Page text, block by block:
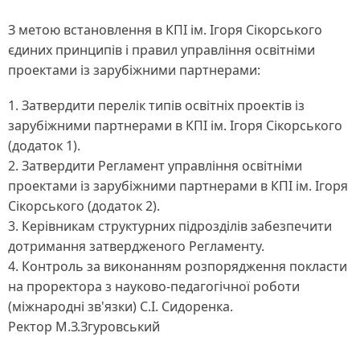
З метою встановлення в КПІ ім. Ігоря Сікорського
єдиних принципів і правил управління освітніми
проектами із зарубіжними партнерами:
1. Затвердити перелік типів освітніх проектів із
зарубіжними партнерами в КПІ ім. Ігоря Сікорського
(додаток 1).
2. Затвердити Регламент управління освітніми
проектами із зарубіжними партнерами в КПІ ім. Ігоря
Сікорського (додаток 2).
3. Керівникам структурних підрозділів забезпечити
дотримання затвердженого Регламенту.
4. Контроль за виконанням розпорядження покласти
на проректора з науково-педагогічної роботи
(міжнародні зв'язки) С.І. Сидоренка.
Ректор М.З.Згуровський